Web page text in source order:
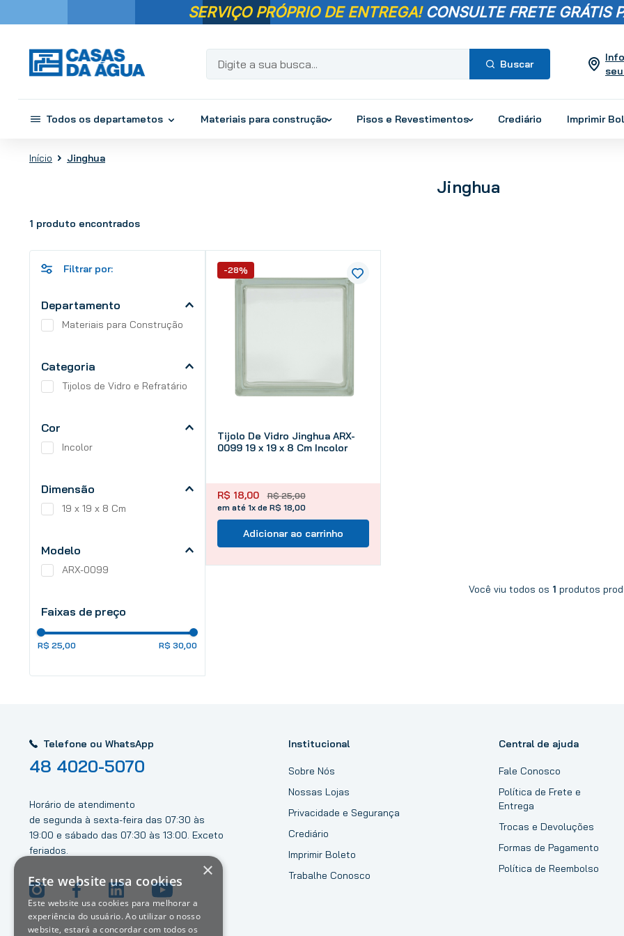
SERVIÇO PRÓPRIO DE ENTREGA! CONSULTE FRETE GRÁTIS
Digite a sua busca...
Todos os departametos Materiais para construção Pisos e Revestimentos Crediário Imprimir
Jinghua
Jinghua
1 produto
Departamento
Materiais para Construção
Categoria
Tijolos de Vidro e Refratário
Cor
Incolor
Dimensão
19 x 19 x 8 Cm
Modelo
ARX-0099
Faixas de preço
R$ 25,00 R$ 30,00
Tijolo De Vidro Jinghua ARX-
0099 19 x 19 x 8 Cm Incolor
R$ 25,00
R$ 18,00
em até 1x de R$ 18,00
-28%
Adicionar ao carrinho
Você viu todos os 1
Telefone ou WhatsApp
48 4020-5070
Horário de atendimento
de segunda à sexta-feira das 07:30 às
19:00 e sábado das 07:30 às 13:00. Exceto
feriados.
Institucional
Sobre Nós
Nossas Lojas
Privacidade e Segurança
Crediário
Imprimir Boleto
Trabalhe Conosco
Central de ajuda
Fale Conosco
Política de Frete e
Entrega
Trocas e Devoluções
Formas de Pagamento
Política de Reembolso
×
Este website usa cookies
Este website usa cookies para melhorar a
experiência do usuário. Ao utilizar o nosso
website, estará a concordar com todos os
Termos mais
4º
revestimento